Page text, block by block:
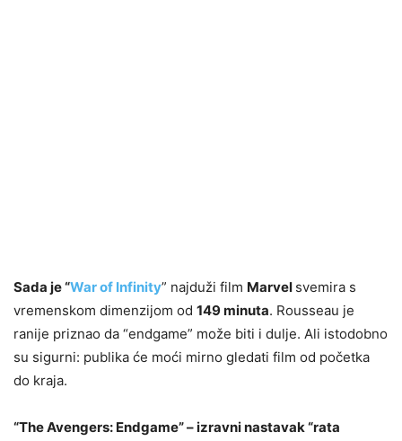
Sada je “War of Infinity” najduži film Marvel svemira s
vremenskom dimenzijom od 149 minuta. Rousseau je
ranije priznao da “endgame” može biti i dulje. Ali istodobno
su sigurni: publika će moći mirno gledati film od početka
do kraja.
“The Avengers: Endgame” – izravni nastavak “rata